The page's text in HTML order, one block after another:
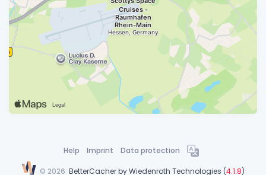
© 2026 BetterCacher byWiedenroth Technologies (4.1.8)
Help Imprint Data protection